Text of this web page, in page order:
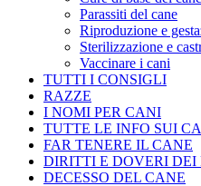
Parassiti del cane
Riproduzione e
Sterilizzazione e
Vaccinare i cani
TUTTI I CONSIGLI
RAZZE
I NOMI PER CANI
TUTTE LE INFO SUI
FAR TENERE IL CANE
DIRITTI E DOVERI DEI
DECESSO DEL CANE